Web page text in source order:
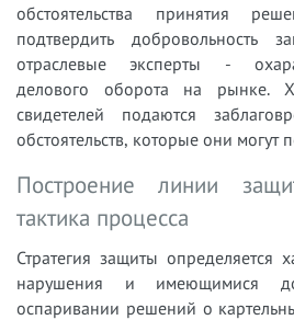
обстоятельства принятия
подтвердить добровольность
отраслевые эксперты -
делового оборота на рынке.
свидетелей подаются
обстоятельств, которые они могут
Построение линии
тактика процесса
Стратегия защиты определяется
нарушения и имеющимися
оспаривании решений о